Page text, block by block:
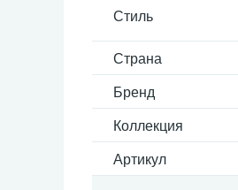
Стиль
Страна
Бренд
Коллекция
Артикул